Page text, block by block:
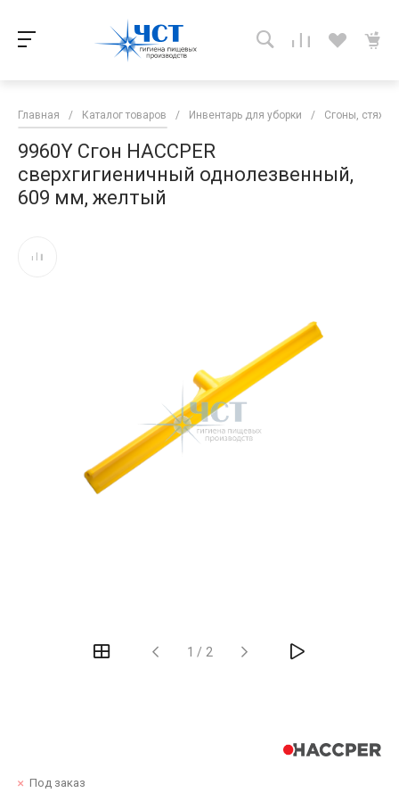
Главная / Каталог товаров / Инвентарь для уборки / Сгоны,
9960Y Сгон HACCPER
сверхгигиеничный однолезвенный,
609 мм, желтый
1 / 2
Под заказ